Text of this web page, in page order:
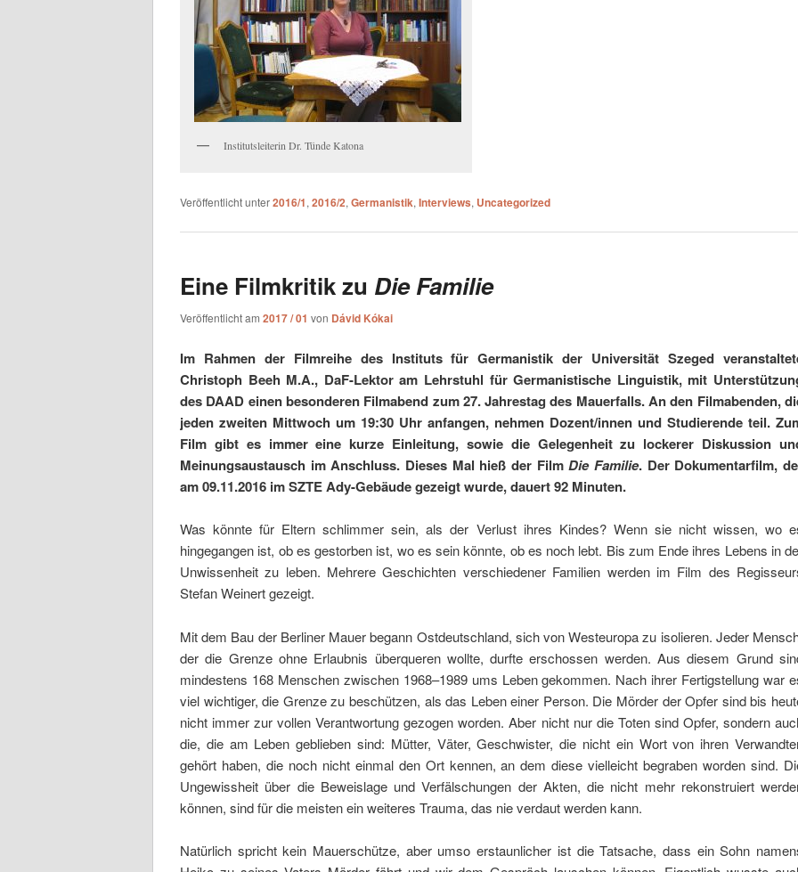
Institutsleiterin Dr. Tünde Katona
Veröffentlicht unter2016/1, 2016/2, Germanistik, Interviews, Uncategorized
Eine Filmkritik zu Die Familie
Veröffentlicht am 2017 / 01 von Dávid Kókai
Im Rahmen der Filmreihe des Instituts für Germanistik der Universität Szeged
Christoph Beeh M.A., DaF-Lektor am Lehrstuhl für Germanistische Linguistik, mit
des DAAD einen besonderen Filmabend zum 27. Jahrestag des Mauerfalls. An den Filmabenden,
jeden zweiten Mittwoch um 19:30 Uhr anfangen, nehmen Dozent/innen und Studierende teil.
Film gibt es immer eine kurze Einleitung, sowie die Gelegenheit zu lockerer Diskussion
Meinungsaustausch im Anschluss. Dieses Mal hieß der FilmDie Familie. Der Dokumentarfilm,
am 09.11.2016 im SZTE Ady-Gebäude gezeigt wurde, dauert 92 Minuten.
Was könnte für Eltern schlimmer sein, als der Verlust ihres Kindes? Wenn sie nicht wissen, wo
hingegangen ist, ob es gestorben ist, wo es sein könnte, ob es noch lebt. Bis zum Ende ihres Lebens in
Unwissenheit zu leben. Mehrere Geschichten verschiedener Familien werden im Film des
Stefan Weinert gezeigt.
Mit dem Bau der Berliner Mauer begann Ostdeutschland, sich von Westeuropa zu isolieren. Jeder
der die Grenze ohne Erlaubnis überqueren wollte, durfte erschossen werden. Aus diesem Grund
mindestens 168 Menschen zwischen 1968–1989 ums Leben gekommen. Nach ihrer Fertigstellung war
viel wichtiger, die Grenze zu beschützen, als das Leben einer Person. Die Mörder der Opfer sind bis
nicht immer zur vollen Verantwortung gezogen worden. Aber nicht nur die Toten sind Opfer, sondern
die, die am Leben geblieben sind: Mütter, Väter, Geschwister, die nicht ein Wort von ihren
gehört haben, die noch nicht einmal den Ort kennen, an dem diese vielleicht begraben worden sind.
Ungewissheit über die Beweislage und Verfälschungen der Akten, die nicht mehr rekonstruiert
können, sind für die meisten ein weiteres Trauma, das nie verdaut werden kann.
Natürlich spricht kein Mauerschütze, aber umso erstaunlicher ist die Tatsache, dass ein Sohn